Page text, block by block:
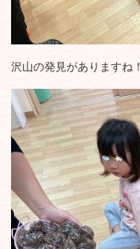
沢山の発見がありますね！